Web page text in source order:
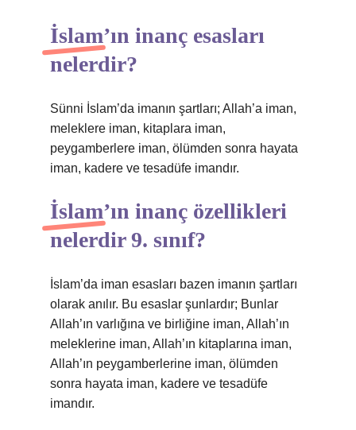
İslam’ın inanç esasları
nelerdir?
Sünni İslam’da imanın şartları; Allah’a iman,
meleklere iman, kitaplara iman,
peygamberlere iman, ölümden sonra hayata
iman, kadere ve tesadüfe imandır.
İslam’ın inanç özellikleri
nelerdir 9. sınıf?
İslam’da iman esasları bazen imanın şartları
olarak anılır. Bu esaslar şunlardır; Bunlar
Allah’ın varlığına ve birliğine iman, Allah’ın
meleklerine iman, Allah’ın kitaplarına iman,
Allah’ın peygamberlerine iman, ölümden
sonra hayata iman, kadere ve tesadüfe
imandır.